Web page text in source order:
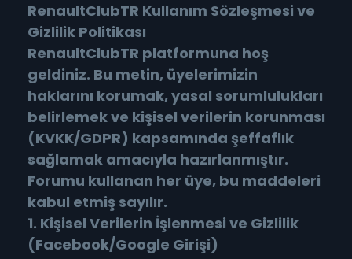
RenaultClubTR Kullanım Sözleşmesi ve
Gizlilik Politikası
RenaultClubTR platformuna hoş
geldiniz. Bu metin, üyelerimizin
haklarını korumak, yasal sorumlulukları
belirlemek ve kişisel verilerin korunması
(KVKK/GDPR) kapsamında şeffaflık
sağlamak amacıyla hazırlanmıştır.
Forumu kullanan her üye, bu maddeleri
kabul etmiş sayılır.
1. Kişisel Verilerin İşlenmesi ve Gizlilik
(Facebook/Google Girişi)